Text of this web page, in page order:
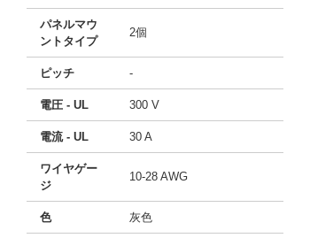
パネルマウ
ントタイプ
2個
ピッチ -
電圧 - UL 300 V
電流 - UL 30 A
ワイヤゲー
ジ
10-28 AWG
色 灰色